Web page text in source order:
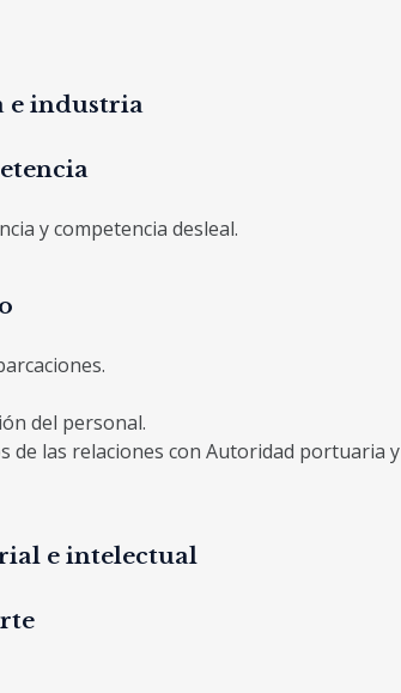
e industria
y competencia desleal.
del personal.
de las relaciones con Autoridad portuaria y
e intelectual